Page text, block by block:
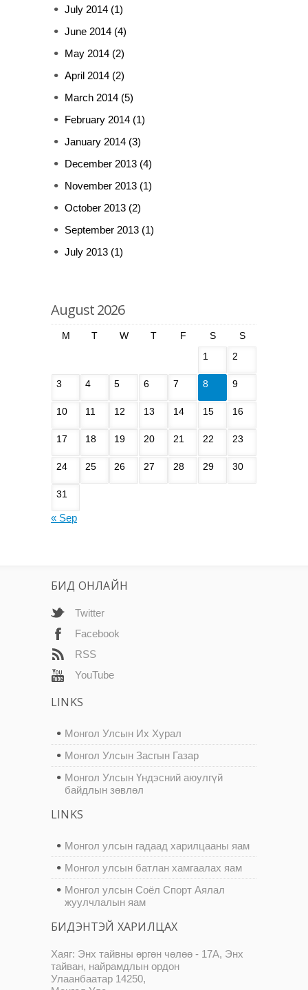
July 2014 (1)
June 2014 (4)
May 2014 (2)
April 2014 (2)
March 2014 (5)
February 2014 (1)
January 2014 (3)
December 2013 (4)
November 2013 (1)
October 2013 (2)
September 2013 (1)
July 2013 (1)
August 2026
M T W T F S
S
1
2
3 4 5 6 7 8 9
10 11 12 13 14 15 16
17 18 19 20 21 22 23
24 25 26 27 28 29 30
31
« Sep
БИД ОНЛАЙН
Twitter
Facebook
RSS
YouTube
LINKS
Монгол Улсын Их Хурал
Монгол Улсын Засгын Газар
Монгол Улсын Үндэсний аюулгүй
байдлын зөвлөл
LINKS
Монгол улсын гадаад харилцааны яам
Монгол улсын батлан хамгаалах яам
Монгол улсын Соёл Спорт Аялал
жуулчлалын яам
БИДЭНТЭЙ ХАРИЛЦАХ
Хаяг: Энх тайвны өргөн чөлөө - 17А, Энх
тайван, найрамдлын ордон
Улаанбаатар 14250,